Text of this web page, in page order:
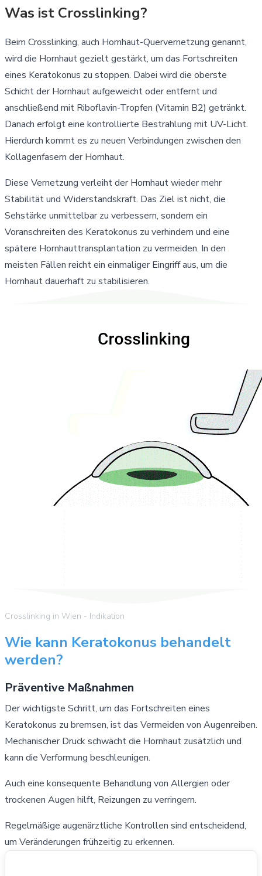
Was ist Crosslinking?
Beim Crosslinking, auch Hornhaut-Quervernetzung genannt,
wird die Hornhaut gezielt gestärkt, um das Fortschreiten
eines Keratokonus zu stoppen. Dabei wird die oberste
Schicht der Hornhaut aufgeweicht oder entfernt und
anschließend mit Riboflavin-Tropfen (Vitamin B2) getränkt.
Danach erfolgt eine kontrollierte Bestrahlung mit UV-Licht.
Hierdurch kommt es zu neuen Verbindungen zwischen den
Kollagenfasern der Hornhaut.
Diese Vernetzung verleiht der Hornhaut wieder mehr
Stabilität und Widerstandskraft. Das Ziel ist nicht, die
Sehstärke unmittelbar zu verbessern, sondern ein
Voranschreiten des Keratokonus zu verhindern und eine
spätere Hornhauttransplantation zu vermeiden. In den
meisten Fällen reicht ein einmaliger Eingriff aus, um die
Hornhaut dauerhaft zu stabilisieren.
Crosslinking in Wien - Indikation
Wie kann Keratokonus behandelt
werden?
Präventive Maßnahmen
Der wichtigste Schritt, um das Fortschreiten eines
Keratokonus zu bremsen, ist das Vermeiden von Augenreiben.
Mechanischer Druck schwächt die Hornhaut zusätzlich und
kann die Verformung beschleunigen.
Auch eine konsequente Behandlung von Allergien oder
trockenen Augen hilft, Reizungen zu verringern.
Regelmäßige augenärztliche Kontrollen sind entscheidend,
um Veränderungen frühzeitig zu erkennen.